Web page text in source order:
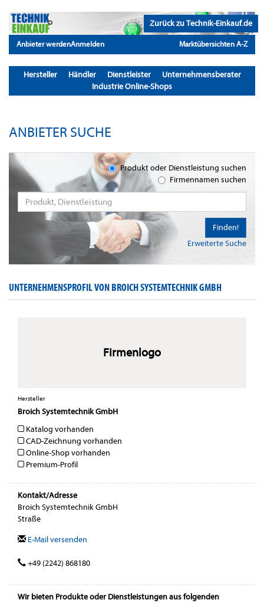
Zurück zu Technik-Einkauf.de
Anbieter werdenAnmelden Marktübersichten A-Z
Hersteller Händler Dienstleister
Unternehmensberater
Industrie Online-Shops
ANBIETER SUCHE
Produkt oder Dienstleistung suchen
Firmennamen suchen
Erweiterte Suche
Finden!
UNTERNEHMENSPROFIL VON BROICH SYSTEMTECHNIK GMBH
Firmenlogo
Hersteller
Broich Systemtechnik GmbH
Katalog vorhanden
CAD-Zeichnung vorhanden
Online-Shop vorhanden
Premium-Profil
Kontakt/Adresse
Broich Systemtechnik GmbH
Straße
E-Mail versenden
+49 (2242) 868180
Wir bieten Produkte oder Dienstleistungen aus folgenden